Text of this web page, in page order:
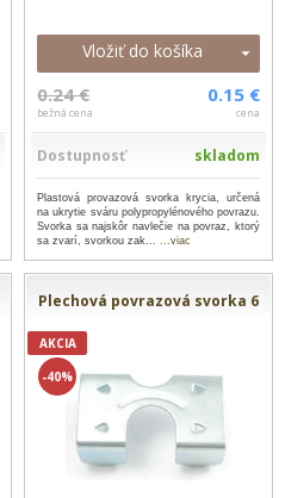
Vložiť do košíka
0.24 €
bežná cena
0.15 €
cena
Dostupnosť skladom
Plastová provazová svorka krycia, určená
na ukrytie sváru polypropylénového povrazu.
Svorka sa najskôr navlečie na povraz, ktorý
sa zvarí, svorkou zak...
...viac
Plechová povrazová svorka 6
AKCIA
-40%